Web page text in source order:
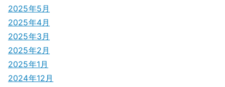
2025年5月
2025年4月
2025年3月
2025年2月
2025年1月
2024年12月